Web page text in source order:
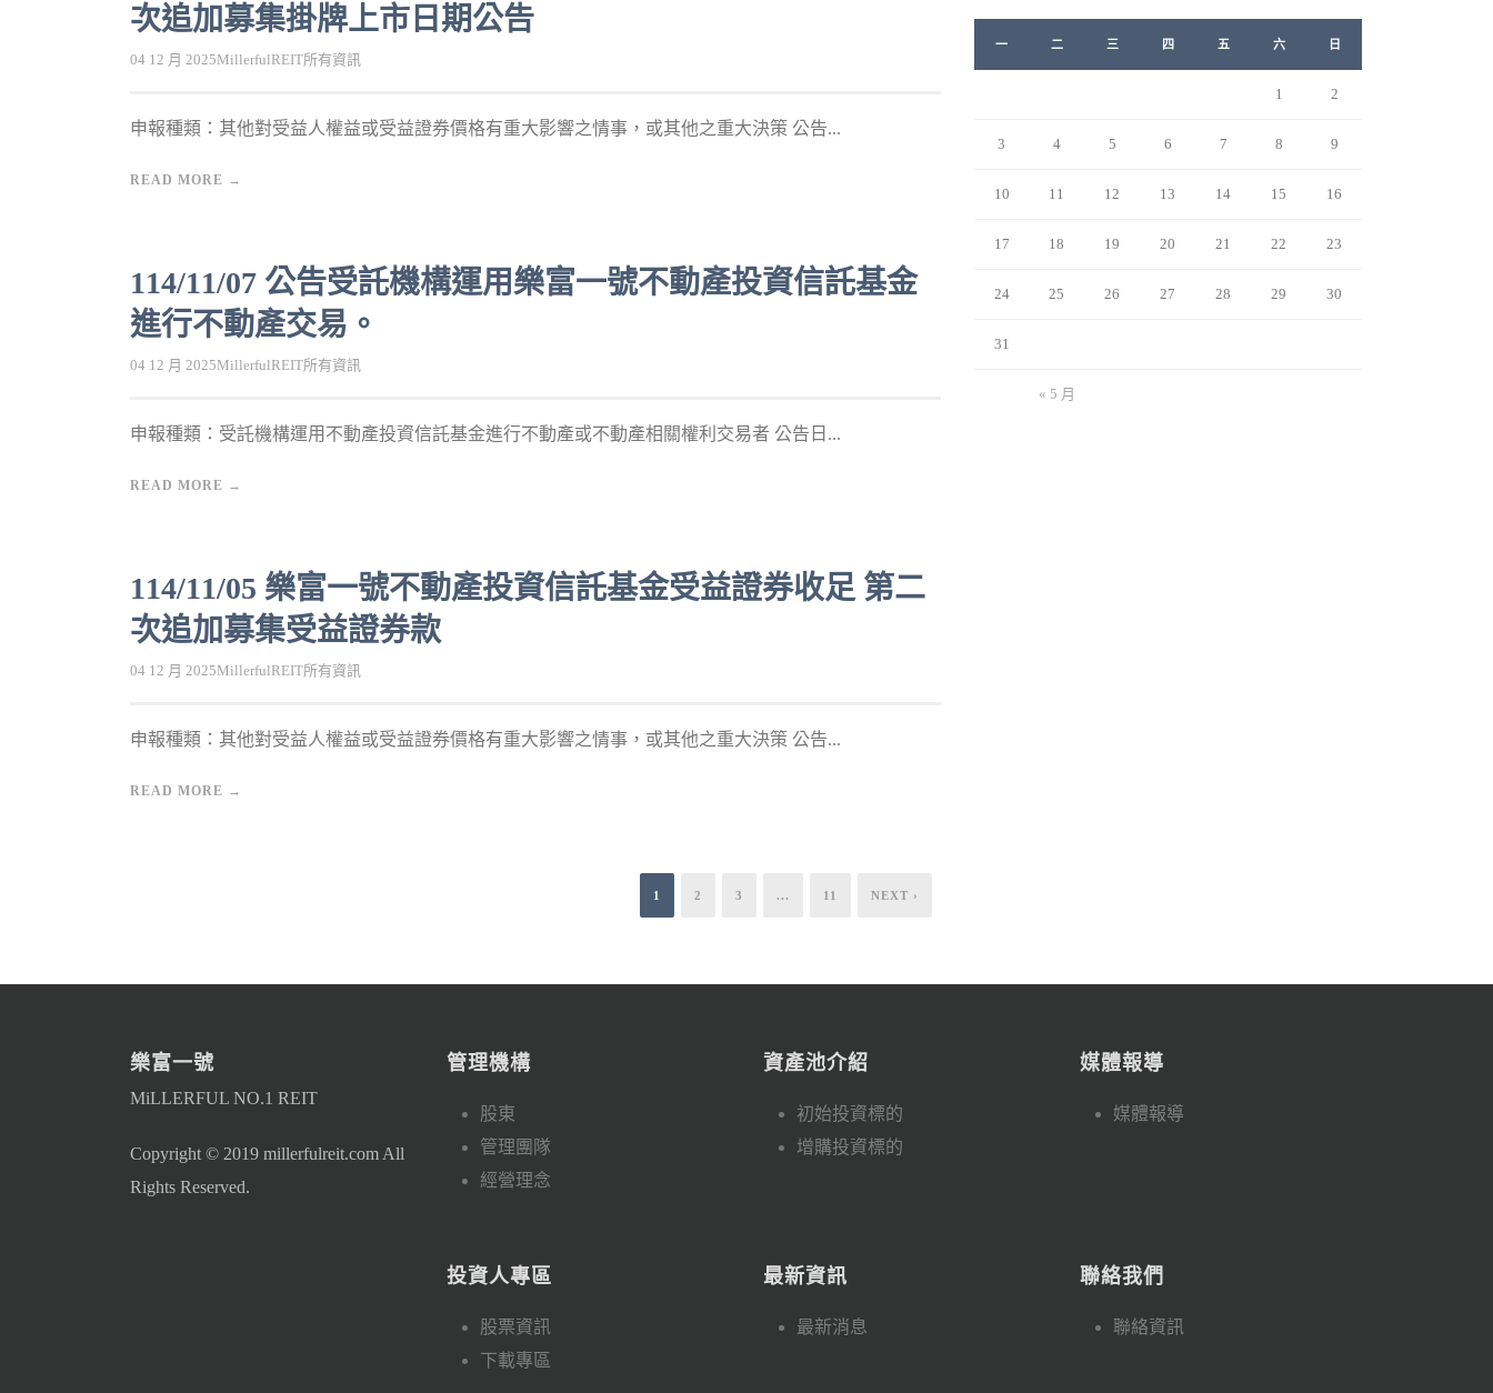
次追加募集掛牌上市日期公告
04 12 月 2025MillerfulREIT所有資訊
申報種類：其他對受益人權益或受益證券價格有重大影響之情事，或其他之重大決策 公告...
READ MORE →
114/11/07 公告受託機構運用樂富一號不動產投資信託基金
進行不動產交易。
04 12 月 2025MillerfulREIT所有資訊
申報種類：受託機構運用不動產投資信託基金進行不動產或不動產相關權利交易者 公告日...
READ MORE →
114/11/05 樂富一號不動產投資信託基金受益證券收足 第二
次追加募集受益證券款
04 12 月 2025MillerfulREIT所有資訊
申報種類：其他對受益人權益或受益證券價格有重大影響之情事，或其他之重大決策 公告...
READ MORE →
1 2 3 ... 11 NEXT ›
一 二 三 四 五 六 日
« 5 月
1 2
3 4 5 6 7 8 9
10 11 12 13 14 15 16
17 18 19 20 21 22 23
24 25 26 27 28 29 30
31
樂富一號
MiLLERFUL NO.1 REIT
Copyright © 2019 millerfulreit.com All
Rights Reserved.
管理機構
股東
管理團隊
經營理念
投資人專區
股票資訊
下載專區
資產池介紹
初始投資標的
增購投資標的
最新資訊
最新消息
媒體報導
媒體報導
聯絡我們
聯絡資訊